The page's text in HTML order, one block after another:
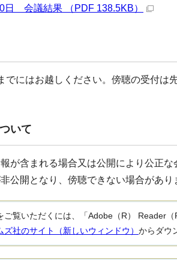
日 会議結果 （PDF 138.5KB）
でにはお越しください。傍聴の受付は
いて
が含まれる場合又は公開により公正
公開となり、傍聴できない場合があり
ご覧いただくには、「Adobe（R） Reader
ズ社のサイト（新しいウィンドウ） からダウ